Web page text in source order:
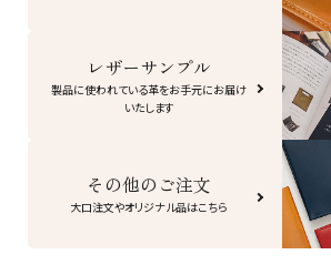
レザーサンプル
製品に使われている革をお手元にお届け
いたします
その他のご注文
大口注文やオリジナル品はこちら